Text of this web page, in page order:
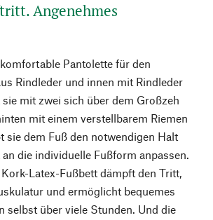
Angenehmes
Pantolette für den
Rindleder und innen mit Rindleder
mit zwei sich über dem Großzeh
mit einem verstellbarem Riemen
sie dem Fuß den notwendigen Halt
die individuelle Fußform anpassen.
Latex-Fußbett dämpft den Tritt,
und ermöglicht bequemes
selbst über viele Stunden. Und die